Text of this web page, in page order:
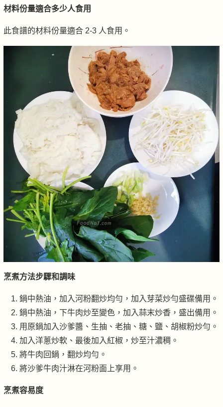
材料份量適合多少人食用
此食譜的材料份量適合 2-3 人食用。
烹煮方法步驟和調味
鍋中熱油，加入河粉翻炒均勻，加入芽菜炒勻盛碟備用。
鍋中熱油，下牛肉炒至變色，加入蒜末炒香，盛出備用。
用原鍋加入沙爹醬、生抽、老抽、糖、鹽、胡椒粉炒勻。
加入洋蔥炒軟、最後加入紅椒，炒至汁濃稠。
將牛肉回鍋，翻炒均勻。
將沙爹牛肉汁淋在河粉面上享用。
烹煮容易度